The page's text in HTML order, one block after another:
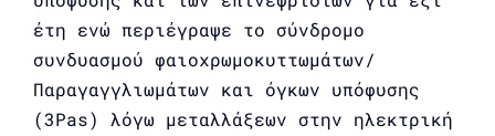
έτη ενώ περιέγραψε το σύνδρομο
συνδυασμού φαιοχρωμοκυττωμάτων/
Παραγαγγλιωμάτων και όγκων υπόφυσης
(3Pas) λόγω μεταλλάξεων στην ηλεκτρική